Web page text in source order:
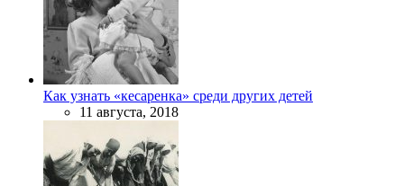
Как узнать «кесаренка» среди других детей
11 августа, 2018